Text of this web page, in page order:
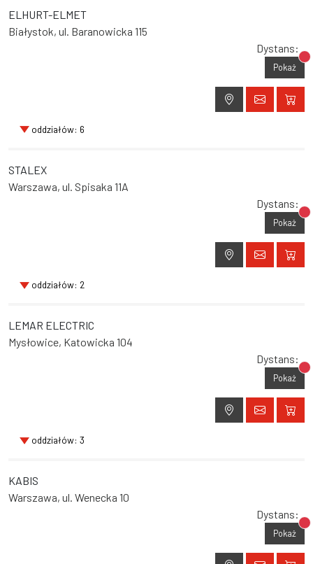
ELHURT-ELMET
Białystok, ul. Baranowicka 115
Dystans:
Pokaż
oddziałów: 6
STALEX
Warszawa, ul. Spisaka 11A
Dystans:
Pokaż
oddziałów: 2
LEMAR ELECTRIC
Mysłowice, Katowicka 104
Dystans:
Pokaż
oddziałów: 3
KABIS
Warszawa, ul. Wenecka 10
Dystans:
Pokaż